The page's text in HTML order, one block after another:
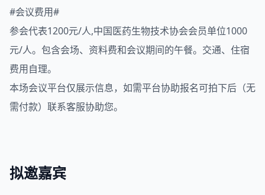
#会议费用#
参会代表1200元/人,中国医药生物技术协会会员单位1000
元/人。包含会场、资料费和会议期间的午餐。交通、住宿
费用自理。
本场会议平台仅展示信息，如需平台协助报名可拍下后（无
需付款）联系客服协助您。
拟邀嘉宾